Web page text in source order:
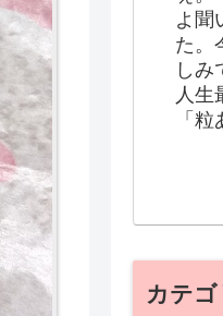
よ聞
た。
しみ
人生
「
カテゴ